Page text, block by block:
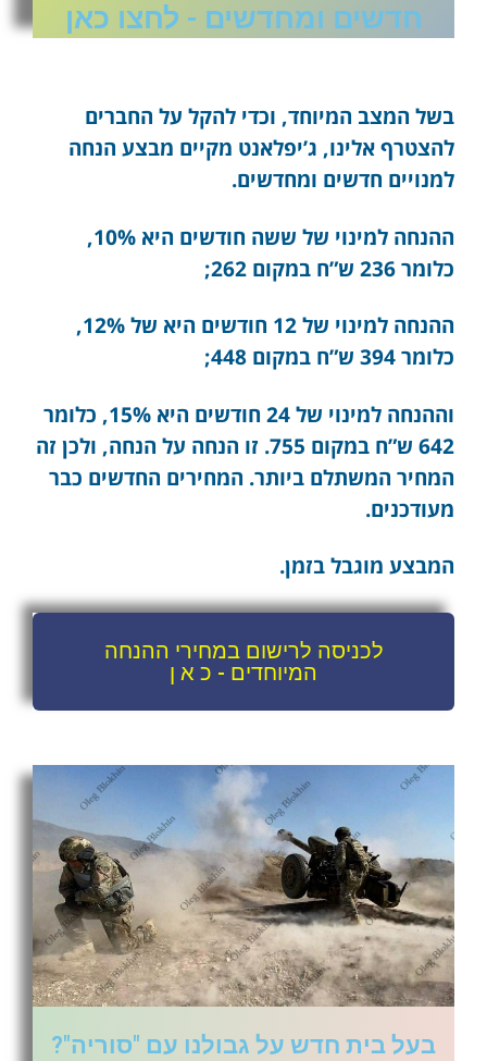
חדשים ומחדשים - לחצו כאן
בשל המצב המיוחד, וכדי להקל על החברים
להצטרף אלינו, ג’יפלאנט מקיים מבצע הנחה
למנויים חדשים ומחדשים.
ההנחה למינוי של ששה חודשים היא 10%,
כלומר 236 ש”ח במקום 262;
ההנחה למינוי של 12 חודשים היא של 12%,
כלומר 394 ש”ח במקום 448;
וההנחה למינוי של 24 חודשים היא 15%, כלומר
642 ש”ח במקום 755. זו הנחה על הנחה, ולכן זה
המחיר המשתלם ביותר. המחירים החדשים כבר
מעודכנים.
המבצע מוגבל בזמן.
לכניסה לרישום במחירי ההנחה
המיוחדים - כ א ן
בעל בית חדש על גבולנו עם "סוריה"?